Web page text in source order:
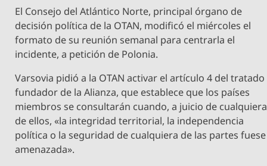
El Consejo del Atlántico Norte, principal órgano de
decisión política de la OTAN, modificó el miércoles el
formato de su reunión semanal para centrarla el
incidente, a petición de Polonia.
Varsovia pidió a la OTAN activar el artículo 4 del tratado
fundador de la Alianza, que establece que los países
miembros se consultarán cuando, a juicio de cualquiera
de ellos, «la integridad territorial, la independencia
política o la seguridad de cualquiera de las partes fuese
amenazada».